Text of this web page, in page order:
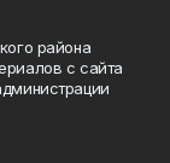
района
с сайта